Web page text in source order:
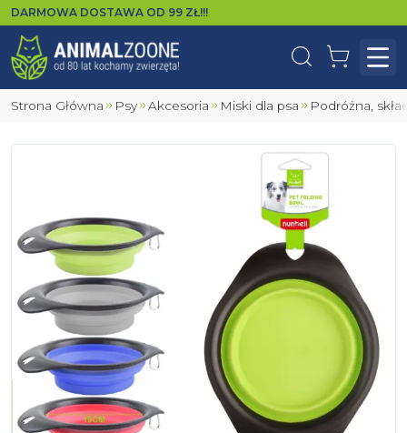
DARMOWA DOSTAWA OD 99 ZŁ!!!
WyszukajKoszyk
Strona Główna Psy Akcesoria Miski dla psa Podróżna,